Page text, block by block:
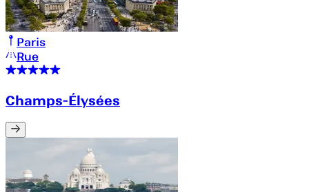
Paris
Rue
Champs-Élysées